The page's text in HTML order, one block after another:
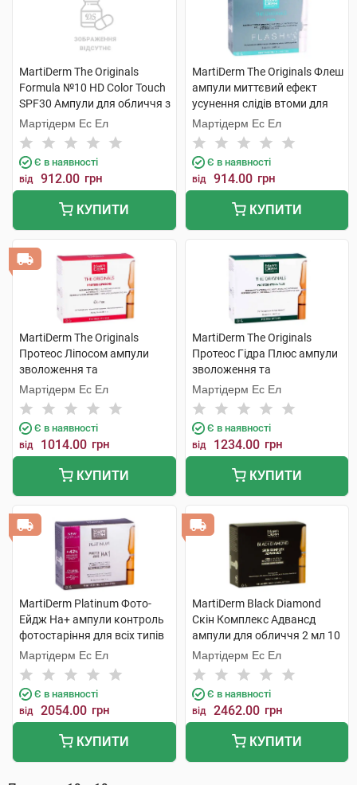
MartiDerm The Originals
Formula №10 HD Color Touch
SPF30 Ампули для обличчя з
тонуючим ефектом 2 мл 1 шт
Мартідерм Ес Ел
Є в наявності
від 912.00 грн
КУПИТИ
MartiDerm The Originals Флеш
ампули миттєвий ефект
усунення слідів втоми для
всіх типів шкіри 2 мл 5 ампул
Мартідерм Ес Ел
Є в наявності
від 914.00 грн
КУПИТИ
MartiDerm The Originals
Протеос Ліпосом ампули
зволоження та
антиоксидантна дія для
жирної шкіри 2 мл 10 ампул
Мартідерм Ес Ел
Є в наявності
від 1014.00 грн
КУПИТИ
MartiDerm The Originals
Протеос Гідра Плюс ампули
зволоження та
антиоксидантна дія для
сухої шкіри 2 мл 10 ампул
Мартідерм Ес Ел
Є в наявності
від 1234.00 грн
КУПИТИ
MartiDerm Platinum Фото-
Ейдж На+ ампули контроль
фотостаріння для всіх типів
шкіри 2 мл 10 ампул
Мартідерм Ес Ел
Є в наявності
від 2054.00 грн
КУПИТИ
MartiDerm Black Diamond
Скін Комплекс Адвансд
ампули для обличчя 2 мл 10
ампул
Мартідерм Ес Ел
Є в наявності
від 2462.00 грн
КУПИТИ